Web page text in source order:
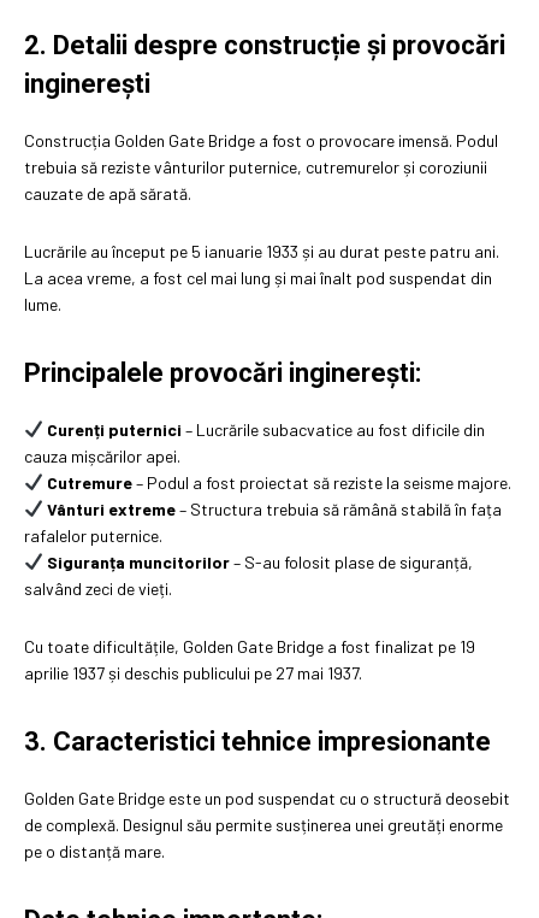
2. Detalii despre construcție și provocări
inginerești
Construcția Golden Gate Bridge a fost o provocare imensă. Podul
trebuia să reziste vânturilor puternice, cutremurelor și coroziunii
cauzate de apă sărată.
Lucrările au început pe 5 ianuarie 1933 și au durat peste patru ani.
La acea vreme, a fost cel mai lung și mai înalt pod suspendat din
lume.
Principalele provocări inginerești:
Curenți puternici – Lucrările subacvatice au fost dificile din
cauza mișcărilor apei.
Cutremure– Podul a fost proiectat să reziste la seisme majore.
Vânturi extreme– Structura trebuia să rămână stabilă în fața
rafalelor puternice.
Siguranța muncitorilor– S-au folosit plase de siguranță,
salvând zeci de vieți.
Cu toate dificultățile, Golden Gate Bridge a fost finalizat pe 19
aprilie 1937 și deschis publicului pe 27 mai 1937.
3. Caracteristici tehnice impresionante
Golden Gate Bridge este un pod suspendat cu o structură deosebit
de complexă. Designul său permite susținerea unei greutăți enorme
pe o distanță mare.